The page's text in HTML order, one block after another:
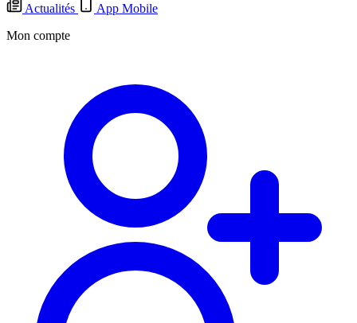
Actualités
App Mobile
Mon compte